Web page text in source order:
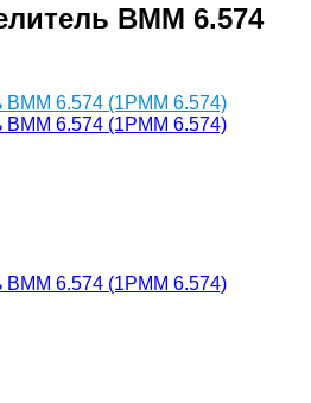
ВММ 6.574